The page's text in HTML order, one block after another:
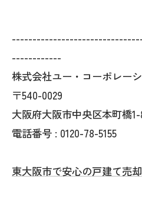
------------
株式会社ユー・コーポレー
〒540-0029
大阪府大阪市中央区本町橋1-
電話番号 : 0120-78-5155
東大阪市で安心の戸建て売却